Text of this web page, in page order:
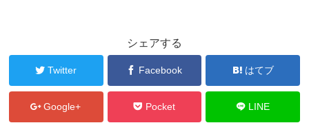
er
シェアする
Twitter Facebook はてブ
Google+ Pocket LINE